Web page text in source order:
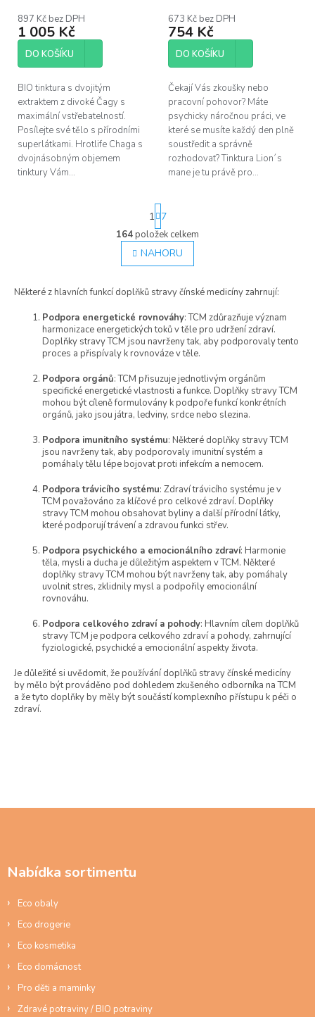
897 Kč bez DPH
1 005 Kč
DO KOŠÍKU
BIO tinktura s dvojitým
extraktem z divoké Čagy s
maximální vstřebatelností.
Posílejte své tělo s přírodními
superlátkami. Hrotlife Chaga s
dvojnásobným objemem
tinktury Vám...
673 Kč bez DPH
754 Kč
DO KOŠÍKU
Čekají Vás zkoušky nebo
pracovní pohovor? Máte
psychicky náročnou práci, ve
které se musíte každý den plně
soustředit a správně
rozhodovat? Tinktura Lion´s
mane je tu právě pro...
O
v
l
d
c
í
p
r
v
k
y
v
p
i
s
t
r
á
n
k
v
n
í
1 7
164 položek celkem
NAHORU
Některé z hlavních funkcí doplňků stravy čínské medicíny zahrnují:
Podpora energetické rovnováhy: TCM zdůrazňuje význam
harmonizace energetických toků v těle pro udržení zdraví.
Doplňky stravy TCM jsou navrženy tak, aby podporovaly tento
proces a přispívaly k rovnováze v těle.
Podpora orgánů: TCM přisuzuje jednotlivým orgánům
specifické energetické vlastnosti a funkce. Doplňky stravy TCM
mohou být cíleně formulovány k podpoře funkcí konkrétních
orgánů, jako jsou játra, ledviny, srdce nebo slezina.
Podpora imunitního systému: Některé doplňky stravy TCM
jsou navrženy tak, aby podporovaly imunitní systém a
pomáhaly tělu lépe bojovat proti infekcím a nemocem.
Podpora trávicího systému: Zdraví trávicího systému je v
TCM považováno za klíčové pro celkové zdraví. Doplňky
stravy TCM mohou obsahovat byliny a další přírodní látky,
které podporují trávení a zdravou funkci střev.
Podpora psychického a emocionálního zdraví: Harmonie
těla, mysli a ducha je důležitým aspektem v TCM. Některé
doplňky stravy TCM mohou být navrženy tak, aby pomáhaly
uvolnit stres, zklidnily mysl a podpořily emocionální
rovnováhu.
Podpora celkového zdraví a pohody: Hlavním cílem doplňků
stravy TCM je podpora celkového zdraví a pohody, zahrnující
fyziologické, psychické a emocionální aspekty života.
Je důležité si uvědomit, že používání doplňků stravy čínské medicíny
by mělo být prováděno pod dohledem zkušeného odborníka na TCM
a že tyto doplňky by měly být součástí komplexního přístupu k péči o
zdraví.
Nabídka sortimentu
Eco obaly
Eco drogerie
Eco kosmetika
Eco domácnost
Pro děti a maminky
Zdravé potraviny / BIO potraviny